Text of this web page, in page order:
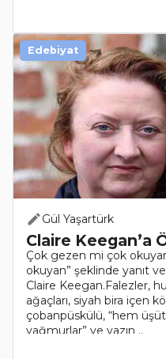
Gül Yaşartürk
Claire Keegan’a
Çok gezen mi çok
okuyan” şeklinde yanıt
Claire Keegan.Falezler,
ağaçları, siyah bira içen
çobanpüskülü, “hem
yağmurlar” ve yazın ..
Edebiyat